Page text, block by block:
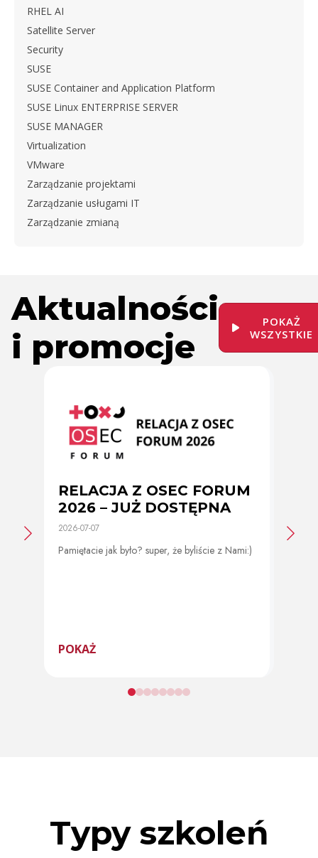
RHEL AI
Satellite Server
Security
SUSE
SUSE Container and Application Platform
SUSE Linux ENTERPRISE SERVER
SUSE MANAGER
Virtualization
VMware
Zarządzanie projektami
Zarządzanie usługami IT
Zarządzanie zmianą
Aktualności
i promocje
POKAŻ
WSZYSTKIE
RELACJA Z OSEC FORUM
2026 – JUŻ DOSTĘPNA
2026-07-07
Pamiętacie jak było? super, że byliście z Nami:)
POKAŻ
2026-
Typy szkoleń